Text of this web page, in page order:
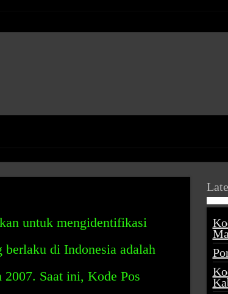
untuk mengidentifikasi
berlaku di Indonesia adalah
2007. Saat ini, Kode Pos